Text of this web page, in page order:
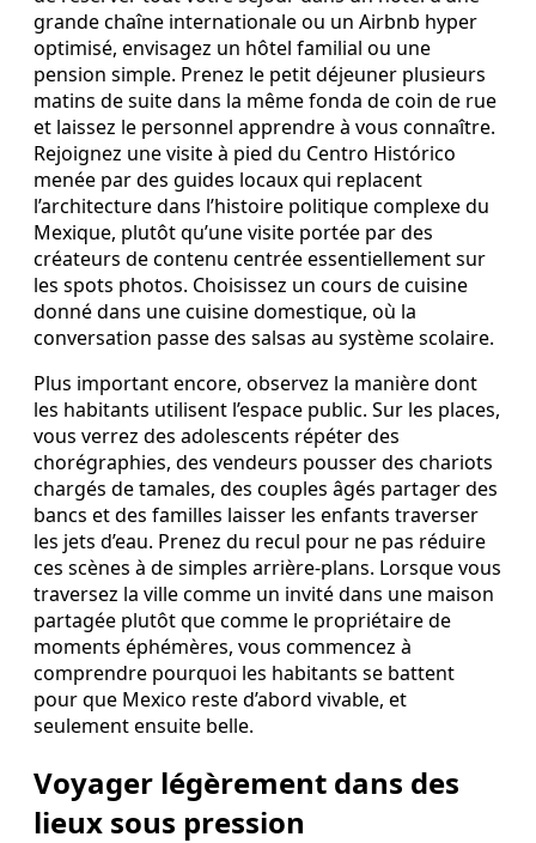
grande chaîne internationale ou un Airbnb hyper
optimisé, envisagez un hôtel familial ou une
pension simple. Prenez le petit déjeuner plusieurs
matins de suite dans la même fonda de coin de rue
et laissez le personnel apprendre à vous connaître.
Rejoignez une visite à pied du Centro Histórico
menée par des guides locaux qui replacent
l’architecture dans l’histoire politique complexe du
Mexique, plutôt qu’une visite portée par des
créateurs de contenu centrée essentiellement sur
les spots photos. Choisissez un cours de cuisine
donné dans une cuisine domestique, où la
conversation passe des salsas au système scolaire.
Plus important encore, observez la manière dont
les habitants utilisent l’espace public. Sur les places,
vous verrez des adolescents répéter des
chorégraphies, des vendeurs pousser des chariots
chargés de tamales, des couples âgés partager des
bancs et des familles laisser les enfants traverser
les jets d’eau. Prenez du recul pour ne pas réduire
ces scènes à de simples arrière-plans. Lorsque vous
traversez la ville comme un invité dans une maison
partagée plutôt que comme le propriétaire de
moments éphémères, vous commencez à
comprendre pourquoi les habitants se battent
pour que Mexico reste d’abord vivable, et
seulement ensuite belle.
Voyager légèrement dans des
lieux sous pression